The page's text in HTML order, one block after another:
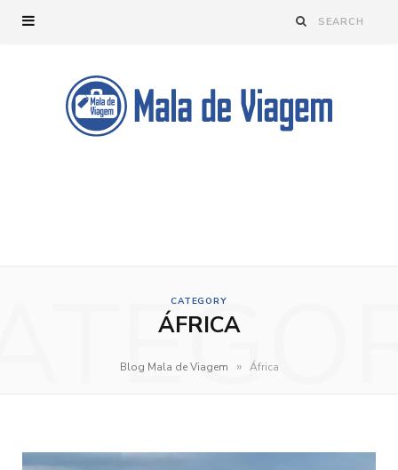
CATEGORY
ÁFRICA
Blog Mala de Viagem » África